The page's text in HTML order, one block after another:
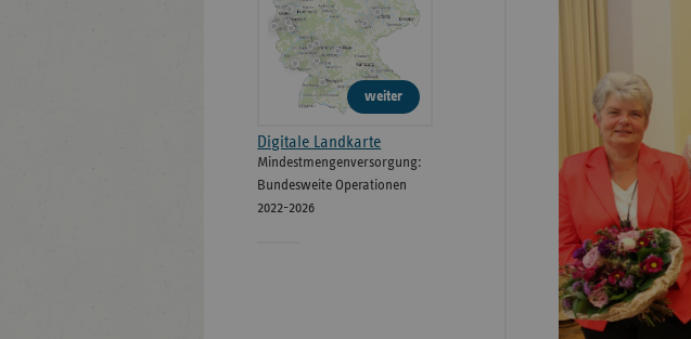
weiter
Digitale Landkarte
Mindestmengenversorgung:
Bundesweite Operationen
2022-2026